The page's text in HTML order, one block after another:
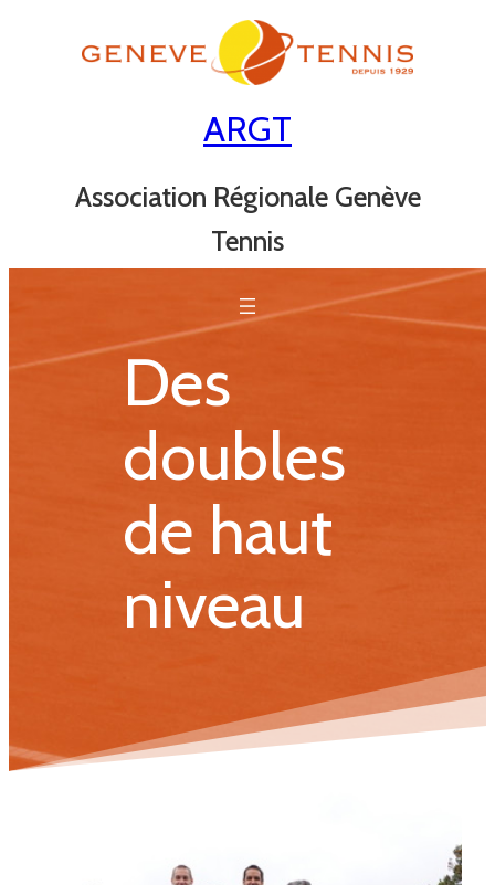
ARGT
Association Régionale Genève
Tennis
Des
doubles
de haut
niveau